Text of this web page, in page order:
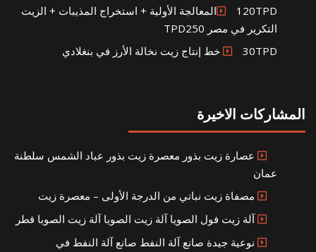
120TPDالمعالجة الأولية + استخراج المذيبات + الزيت
التكرير في مصر TPD250
30TPD خط إنتاج زيت نخالة الأرز في بنغلادي
المشاركات الاخيرة
عصارة زيت بذور معصرة زيت بذور عباد الشمس سلطنة
عمان
مصفاة زيت نباتي من الدرجة الأولى – معصرة زيت
آلة زيت فول الصويا آلة زيت الصويا آلة زيت الصويا قطر
نوعية جيدة صانع آلة النفط صانع آلة النفط في